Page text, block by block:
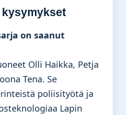
on saanut
Olli Haikka, Petja
Tena. Se
poliisityötä ja
Lapin